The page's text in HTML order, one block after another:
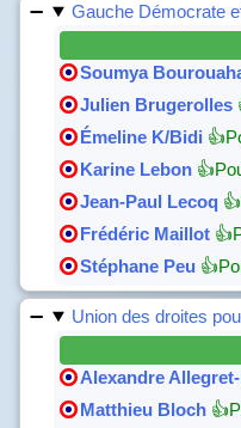
Gauche Démocrate
Soumya
Julien Brugerolles
Émeline K/Bidi
Karine Lebon
Jean-Paul Lecoq
Frédéric Maillot
Stéphane Peu
Union des droites
Alexandre
Matthieu Bloch